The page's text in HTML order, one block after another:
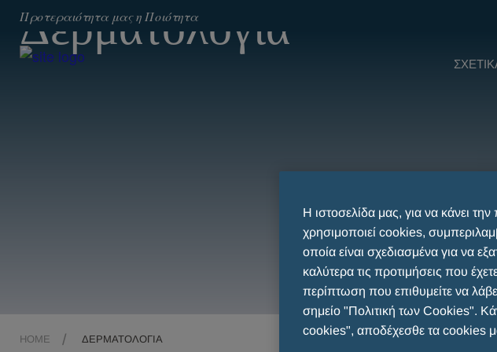
Προτεραιότητα μας η Ποιότητα
Δερματολογία
HOME ΔΕΡΜΑΤΟΛΟΓΊΑ
Η ιστοσελίδα μας, για να κάνει
χρησιμοποιεί cookies,
οποία είναι σχεδιασμένα για να
καλύτερα τις προτιμήσεις που
περίπτωση που επιθυμείτε να
σημείο "Πολιτική των Cookies".
cookies", αποδέχεσθε τα cookies